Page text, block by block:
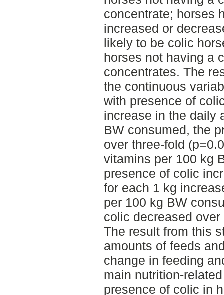
concentrate; horses
increased or
likely to be colic
horses not having a
concentrates. The
the continuous
with presence of
increase in the daily
BW consumed, the
over three-fold
vitamins per 100 kg
presence of colic
for each 1 kg
per 100 kg BW
colic decreased
The result from this
amounts of feeds
change in feeding
main nutrition-
presence of colic in